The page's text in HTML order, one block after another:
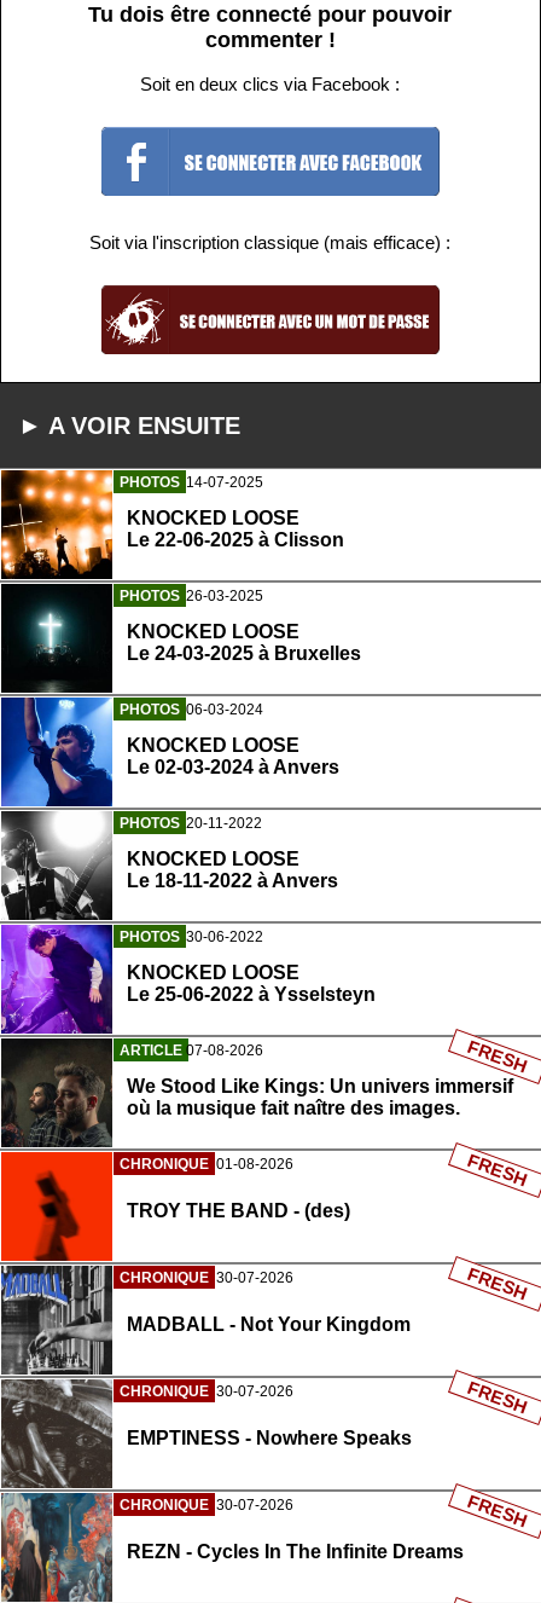
Tu dois être connecté pour pouvoir
commenter !
Soit en deux clics via Facebook :
Soit via l'inscription classique (mais efficace) :
► A VOIR ENSUITE
PHOTOS 14-07-2025
KNOCKED LOOSE
Le 22-06-2025 à Clisson
PHOTOS 26-03-2025
KNOCKED LOOSE
Le 24-03-2025 à Bruxelles
PHOTOS 06-03-2024
KNOCKED LOOSE
Le 02-03-2024 à Anvers
PHOTOS 20-11-2022
KNOCKED LOOSE
Le 18-11-2022 à Anvers
PHOTOS 30-06-2022
KNOCKED LOOSE
Le 25-06-2022 à Ysselsteyn
ARTICLE 07-08-2026
We Stood Like Kings: Un univers immersif
où la musique fait naître des images.
FRESH
CHRONIQUE 01-08-2026
TROY THE BAND - (des)
FRESH
CHRONIQUE 30-07-2026
MADBALL - Not Your Kingdom
FRESH
CHRONIQUE 30-07-2026
EMPTINESS - Nowhere Speaks
FRESH
CHRONIQUE 30-07-2026
REZN - Cycles In The Infinite Dreams
FRESH